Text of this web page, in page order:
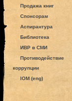
Продажа книг
Спонсорам
Аспирантура
Библиотека
ИВР в СМИ
Противодействие
коррупции
IOM (eng)